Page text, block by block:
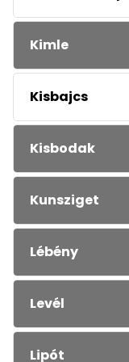
Kimle
Kisbajcs
Kisbodak
Kunsziget
Lébény
Levél
Lipót